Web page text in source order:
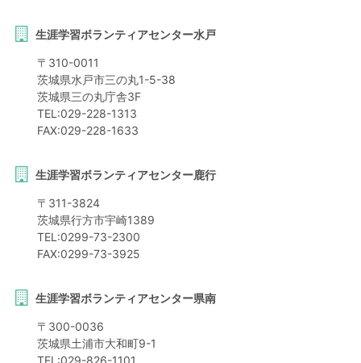
生涯学習ボランティアセンター水戸
〒 310-0011
茨城県水戸市三の丸1-5-38
茨城県三の丸庁舎3F
TEL:029-228-1313
FAX:029-228-1633
生涯学習ボランティアセンター鹿行
〒 311-3824
茨城県行方市宇崎1389
TEL:0299-73-2300
FAX:0299-73-3925
生涯学習ボランティアセンター県南
〒 300-0036
茨城県土浦市大和町9-1